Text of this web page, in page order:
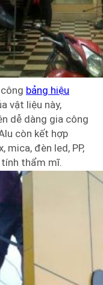
bảng hiệu
vật liệu này,
dễ dàng gia công
còn kết hợp
mica, đèn led, PP,
thẩm mĩ.